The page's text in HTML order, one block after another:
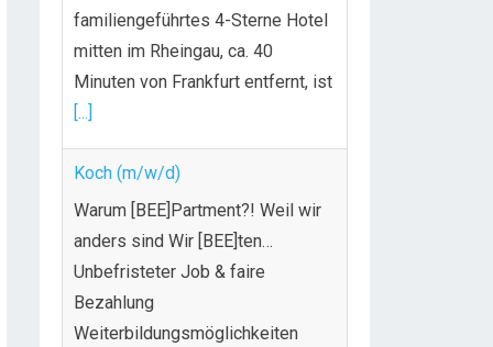
familiengeführtes 4-Sterne Hotel
mitten im Rheingau, ca. 40
Minuten von Frankfurt entfernt, ist
[...]
Koch (m/w/d)
Warum [BEE]Partment?! Weil wir
anders sind Wir [BEE]ten…
Unbefristeter Job & faire
Bezahlung
Weiterbildungsmöglichkeiten